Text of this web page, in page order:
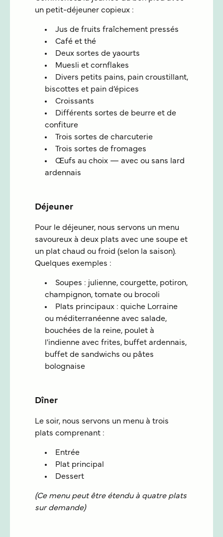
un petit-déjeuner copieux :
Jus de fruits fraîchement pressés
Café et thé
Deux sortes de yaourts
Muesli et cornflakes
Divers petits pains, pain croustillant,
biscottes et pain d’épices
Croissants
Différents sortes de beurre et de
confiture
Trois sortes de charcuterie
Trois sortes de fromages
Œufs au choix — avec ou sans lard
ardennais
Déjeuner
Pour le déjeuner, nous servons un menu
savoureux à deux plats avec une soupe et
un plat chaud ou froid (selon la saison).
Quelques exemples :
Soupes : julienne, courgette, potiron,
champignon, tomate ou brocoli
Plats principaux : quiche Lorraine
ou méditerranéenne avec salade,
bouchées de la reine, poulet à
l'indienne avec frites, buffet ardennais,
buffet de sandwichs ou pâtes
bolognaise
Dîner
Le soir, nous servons un menu à trois
plats comprenant :
Entrée
Plat principal
Dessert
(Ce menu peut être étendu à quatre plats
sur demande)